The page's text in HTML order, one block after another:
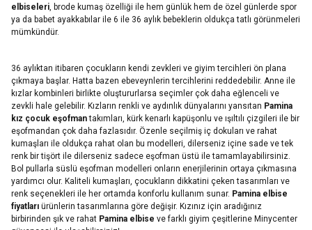
elbiseleri, brode kumaş özelliği ile hem günlük hem de özel günlerde spor
ya da babet ayakkabılar ile 6 ile 36 aylık bebeklerin oldukça tatlı görünmeleri
mümkündür.
36 aylıktan itibaren çocukların kendi zevkleri ve giyim tercihleri ön plana
çıkmaya başlar. Hatta bazen ebeveynlerin tercihlerini reddedebilir. Anne ile
kızlar kombinleri birlikte oluştururlarsa seçimler çok daha eğlenceli ve
zevkli hale gelebilir. Kızların renkli ve aydınlık dünyalarını yansıtan Pamina
kız çocuk eşofmantakımları, kürk kenarlı kapüşonlu ve ışıltılı çizgileri ile bir
eşofmandan çok daha fazlasıdır. Özenle seçilmiş iç dokuları ve rahat
kumaşları ile oldukça rahat olan bu modelleri, dilerseniz içine sade ve tek
renk bir tişört ile dilerseniz sadece eşofman üstü ile tamamlayabilirsiniz.
Bol pullarla süslü eşofman modelleri onların enerjilerinin ortaya çıkmasına
yardımcı olur. Kaliteli kumaşları, çocukların dikkatini çeken tasarımları ve
renk seçenekleri ile her ortamda konforlu kullanım sunar. Pamina elbise
fiyatları ürünlerin tasarımlarına göre değişir. Kızınız için aradığınız
birbirinden şık ve rahat Pamina elbise ve farklı giyim çeşitlerine Minycenter